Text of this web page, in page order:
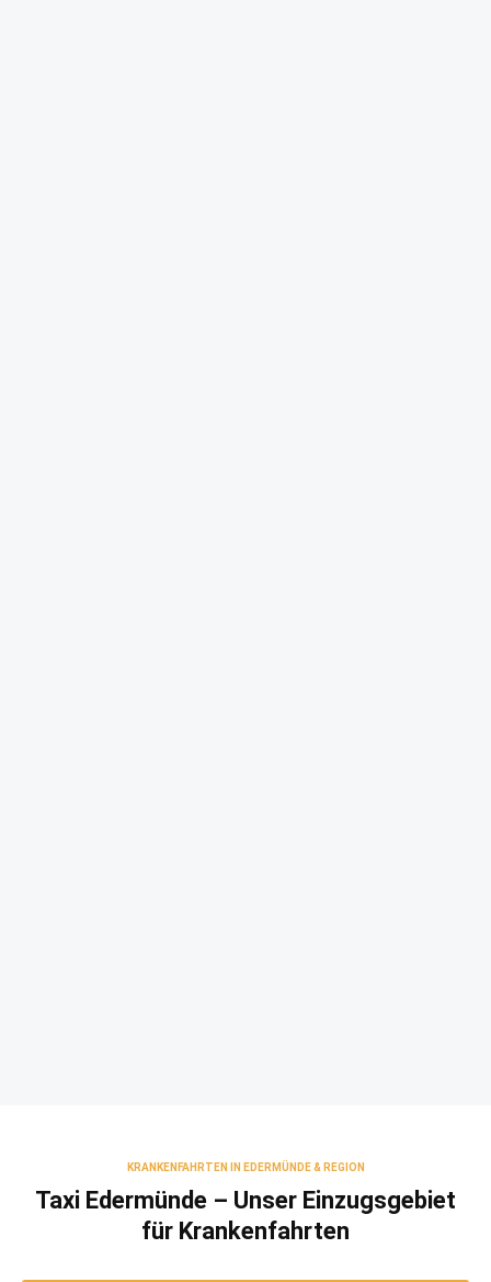
KRANKENFAHRTEN IN EDERMÜNDE & REGION
Taxi Edermünde – Unser Einzugsgebiet
für Krankenfahrten